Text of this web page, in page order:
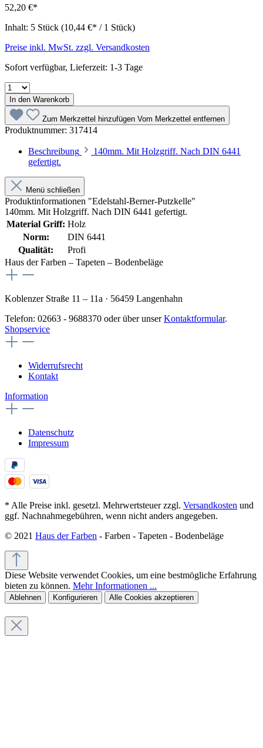
52,20 €*
Inhalt: 5 Stück (10,44 €* / 1 Stück)
Preise inkl. MwSt. zzgl. Versandkosten
Sofort verfügbar, Lieferzeit: 1-3 Tage
In den Warenkorb
Zum Merkzettel hinzufügen Vom Merkzettel entfernen
Produktnummer: 317414
Beschreibung
140mm. Mit Holzgriff. Nach DIN 6441
gefertigt.
Menü schließen
Produktinformationen "Edelstahl-Berner-Putzkelle"
140mm. Mit Holzgriff. Nach DIN 6441 gefertigt.
Material Griff: Holz
Norm:
DIN 6441
Qualität:
Profi
Haus der Farben – Tapeten – Bodenbeläge
Koblenzer Straße 11 – 11a · 56459 Langenhahn
Telefon: 02663 - 9688370 oder über unserKontaktformular.
Shopservice
Widerrufsrecht
Kontakt
Information
Datenschutz
Impressum
* Alle Preise inkl. gesetzl. Mehrwertsteuer zzgl. Versandkosten und
ggf. Nachnahmegebühren, wenn nicht anders angegeben.
© 2021 Haus der Farben - Farben - Tapeten - Bodenbeläge
Diese Website verwendet Cookies, um eine bestmögliche Erfahrung
bieten zu können. Mehr Informationen ...
Ablehnen Konfigurieren Alle Cookies akzeptieren